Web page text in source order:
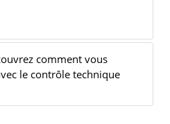
comment vous
le contrôle technique